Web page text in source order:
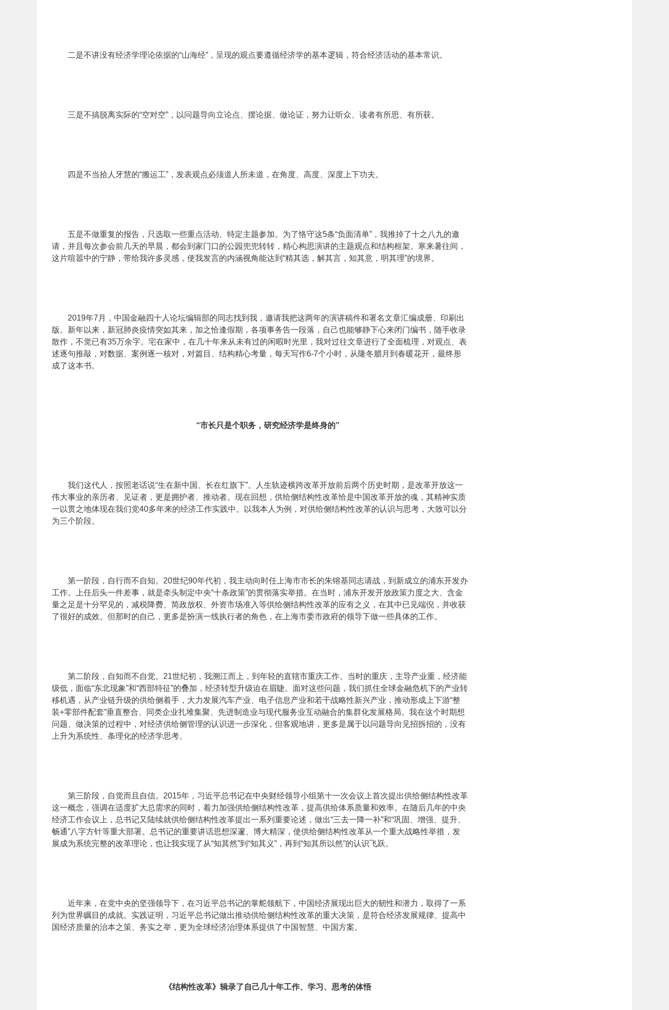
二是不讲没有经济学理论依据的“山海经”，呈现的观点要遵循经济学的基本逻辑，符合经济活动的基本常识。
三是不搞脱离实际的“空对空”，以问题导向立论点、摆论据、做论证，努力让听众、读者有所思、有所获。
四是不当拾人牙慧的“搬运工”，发表观点必须道人所未道，在角度、高度、深度上下功夫。
五是不做重复的报告，只选取一些重点活动、特定主题参加。为了恪守这5条“负面清单”，我推掉了十之八九的邀
请，并且每次参会前几天的早晨，都会到家门口的公园兜兜转转，精心构思演讲的主题观点和结构框架。寒来暑往间，
这片喧嚣中的宁静，带给我许多灵感，使我发言的内涵视角能达到“精其选，解其言，知其意，明其理”的境界。
2019年7月，中国金融四十人论坛编辑部的同志找到我，邀请我把这两年的演讲稿件和署名文章汇编成册、印刷出
版。新年以来，新冠肺炎疫情突如其来，加之恰逢假期，各项事务告一段落，自己也能够静下心来闭门编书，随手收录
散作，不觉已有35万余字。宅在家中，在几十年来从未有过的闲暇时光里，我对过往文章进行了全面梳理，对观点、表
述逐句推敲，对数据、案例逐一核对，对篇目、结构精心考量，每天写作6-7个小时，从隆冬腊月到春暖花开，最终形
成了这本书。
“市长只是个职务，研究经济学是终身的”
我们这代人，按照老话说“生在新中国、长在红旗下”。人生轨迹横跨改革开放前后两个历史时期，是改革开放这一
伟大事业的亲历者、见证者，更是拥护者、推动者。现在回想，供给侧结构性改革恰是中国改革开放的魂，其精神实质
一以贯之地体现在我们党40多年来的经济工作实践中。以我本人为例，对供给侧结构性改革的认识与思考，大致可以分
为三个阶段。
第一阶段，自行而不自知。20世纪90年代初，我主动向时任上海市市长的朱镕基同志请战，到新成立的浦东开发办
工作。上任后头一件差事，就是牵头制定中央“十条政策”的贯彻落实举措。在当时，浦东开发开放政策力度之大、含金
量之足是十分罕见的，减税降费、简政放权、外资市场准入等供给侧结构性改革的应有之义，在其中已见端倪，并收获
了很好的成效。但那时的自己，更多是扮演一线执行者的角色，在上海市委市政府的领导下做一些具体的工作。
第二阶段，自知而不自觉。21世纪初，我溯江而上，到年轻的直辖市重庆工作。当时的重庆，主导产业重，经济能
级低，面临“东北现象”和“西部特征”的叠加，经济转型升级迫在眉睫。面对这些问题，我们抓住全球金融危机下的产业转
移机遇，从产业链升级的供给侧着手，大力发展汽车产业、电子信息产业和若干战略性新兴产业，推动形成上下游“整
装+零部件配套”垂直整合、同类企业扎堆集聚、先进制造业与现代服务业互动融合的集群化发展格局。我在这个时期想
问题、做决策的过程中，对经济供给侧管理的认识进一步深化，但客观地讲，更多是属于以问题导向见招拆招的，没有
上升为系统性、条理化的经济学思考。
第三阶段，自觉而且自信。2015年，习近平总书记在中央财经领导小组第十一次会议上首次提出供给侧结构性改革
这一概念，强调在适度扩大总需求的同时，着力加强供给侧结构性改革，提高供给体系质量和效率。在随后几年的中央
经济工作会议上，总书记又陆续就供给侧结构性改革提出一系列重要论述，做出“三去一降一补”和“巩固、增强、提升、
畅通”八字方针等重大部署。总书记的重要讲话思想深邃、博大精深，使供给侧结构性改革从一个重大战略性举措，发
展成为系统完整的改革理论，也让我实现了从“知其然”到“知其义”，再到“知其所以然”的认识飞跃。
近年来，在党中央的坚强领导下，在习近平总书记的掌舵领航下，中国经济展现出巨大的韧性和潜力，取得了一系
列为世界瞩目的成就。实践证明，习近平总书记做出推动供给侧结构性改革的重大决策，是符合经济发展规律、提高中
国经济质量的治本之策、务实之举，更为全球经济治理体系提供了中国智慧、中国方案。
《结构性改革》辑录了自己几十年工作、学习、思考的体悟